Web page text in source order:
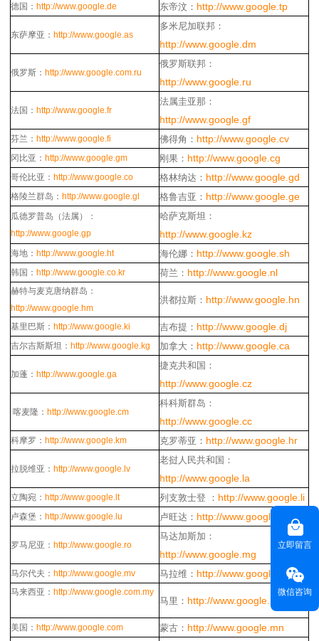
德国： http://www.google.de 东帝汶： http://www.google.tp
东萨摩亚： http://www.google.as
多米尼加联邦：
http://www.google.dm
俄罗斯： http://www.google.com.ru
俄罗斯联邦：
http://www.google.ru
法国： http://www.google.fr
法属圭亚那：
http://www.google.gf
芬兰： http://www.google.fi 佛得角： http://www.google.cv
冈比亚： http://www.google.gm 刚果： http://www.google.cg
哥伦比亚： http://www.google.co 格林纳达： http://www.google.gd
格陵兰群岛： http://www.google.gl 格鲁吉亚： http://www.google.ge
瓜德罗普岛（法属）：
http://www.google.gp
哈萨克斯坦：
http://www.google.kz
海地： http://www.google.ht 海伦娜： http://www.google.sh
韩国： http://www.google.co.kr 荷兰： http://www.google.nl
赫特与麦克唐纳群岛：
http://www.google.hm
洪都拉斯： http://www.google.hn
基里巴斯： http://www.google.ki 吉布提： http://www.google.dj
吉尔吉斯斯坦： http://www.google.kg 加拿大： http://www.google.ca
加蓬： http://www.google.ga
捷克共和国：
http://www.google.cz
喀麦隆： http://www.google.cm
科科斯群岛：
http://www.google.cc
科摩罗： http://www.google.km 克罗蒂亚： http://www.google.hr
拉脱维亚： http://www.google.lv
老挝人民共和国：
http://www.google.la
立陶宛： http://www.google.lt 列支敦士登 ： http://www.google.li
卢森堡： http://www.google.lu 卢旺达： http://www.google.rw
罗马尼亚： http://www.google.ro
马达加斯加：
http://www.google.mg
马尔代夫： http://www.google.mv 马拉维： http://www.google.mw
马来西亚： http://www.google.com.my
马里： http://www.google.ml
美国： http://www.google.com 蒙古： http://www.google.mn
立即留言
微信咨询